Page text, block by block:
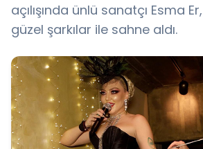
açılışında ünlü sanatçı Esma
güzel şarkılar ile sahne aldı.